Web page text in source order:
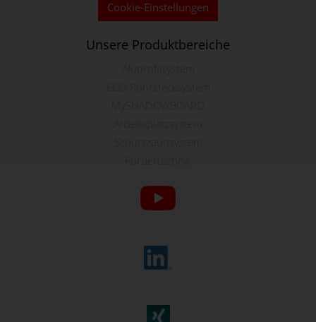
Cookie-Einstellungen
Unsere Produktbereiche